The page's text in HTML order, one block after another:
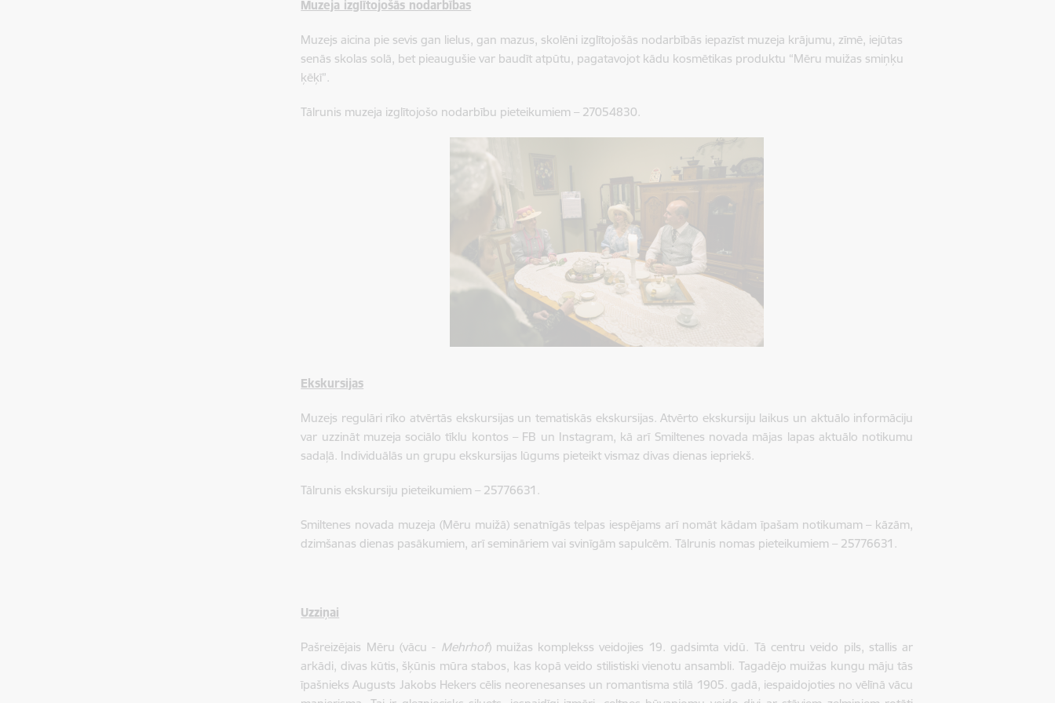
Muzeja izglītojošās nodarbības
Muzejs aicina pie sevis gan lielus, gan mazus, skolēni izglītojošās nodarbībās iepazīst muzeja krājumu, zīmē, iejūtas
senās skolas solā, bet pieaugušie var baudīt atpūtu, pagatavojot kādu kosmētikas produktu “Mēru muižas smiņķu
ķēķī”.
Tālrunis muzeja izglītojošo nodarbību pieteikumiem – 27054830.
Ekskursijas
Muzejs regulāri rīko atvērtās ekskursijas un tematiskās ekskursijas. Atvērto ekskursiju laikus un aktuālo informāciju
var uzzināt muzeja sociālo tīklu kontos – FB un Instagram, kā arī Smiltenes novada mājas lapas aktuālo notikumu
sadaļā. Individuālās un grupu ekskursijas lūgums pieteikt vismaz divas dienas iepriekš.
Tālrunis ekskursiju pieteikumiem – 25776631.
Smiltenes novada muzeja (Mēru muižā) senatnīgās telpas iespējams arī nomāt kādam īpašam notikumam – kāzām,
dzimšanas dienas pasākumiem, arī semināriem vai svinīgām sapulcēm. Tālrunis nomas pieteikumiem – 25776631.
Uzziņai
Pašreizējais Mēru (vācu - Mehrhof) muižas komplekss veidojies 19. gadsimta vidū. Tā centru veido pils, stallis ar
arkādi, divas kūtis, šķūnis mūra stabos, kas kopā veido stilistiski vienotu ansambli. Tagadējo muižas kungu māju tās
īpašnieks Augusts Jakobs Hekers cēlis neorenesanses un romantisma stilā 1905. gadā, iespaidojoties no vēlīnā vācu